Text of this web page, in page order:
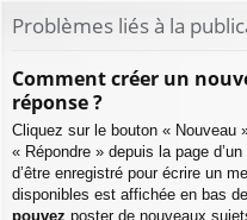
Problèmes liés à la
Comment créer un
réponse ?
Cliquez sur le bouton « Nouveau
« Répondre » depuis la page
d’être enregistré pour écrire un
disponibles est affichée en bas
pouvez poster de nouveaux